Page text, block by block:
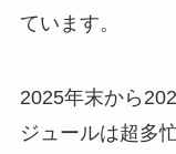
ています。
2025年末から
ジュールは超多